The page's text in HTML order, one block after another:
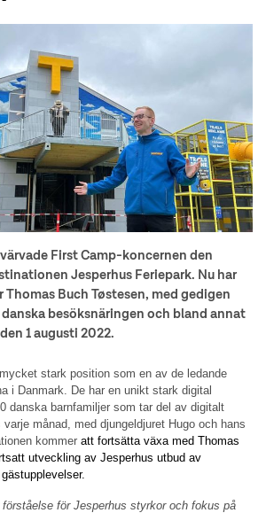
First Camp-koncernen den
Jesperhus Feriepark. Nu har
Thomas Buch Tøstesen, med gedigen
besöksnäringen och bland annat
1 augusti 2022.
stark position som en av de ledande
i Danmark. De har en unikt stark digital
danska barnfamiljer som tar del av digitalt
månad, med djungeldjuret Hugo och hans
kommer att fortsätta växa med Thomas
utveckling av Jesperhus utbud av
för Jesperhus styrkor och fokus på